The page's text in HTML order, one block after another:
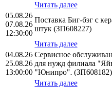
Читать далее
05.08.26
07.08.26
12:30:00
Поставка Биг-бэг с
штук (ЗП608227)
Читать далее
04.08.26
25.08.26
13:00:00
Сервисное
для нужд филиала
"Юнипро". (ЗП608182)
Читать далее